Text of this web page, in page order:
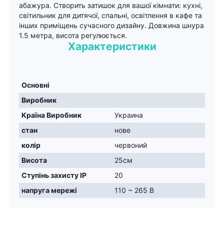
абажура. Створить затишок для вашої кімнати: кухні,
світильник для дитячої, спальні, освітлення в кафе та
інших приміщень сучасного дизайну. Довжина шнура
1.5 метра, висота регулюється.
Характеристики
Основні
Виробник
Країна Виробник
Украина
стан
нове
колір
червоний
Висота
25см
Ступінь захисту IP
20
напруга мережі
110 ~ 265 В